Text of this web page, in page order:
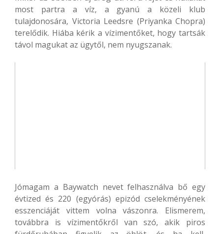
most partra a víz, a gyanú a közeli klub
tulajdonosára, Victoria Leedsre (Priyanka Chopra)
terelődik. Hiába kérik a vízimentőket, hogy tartsák
távol magukat az ügytől, nem nyugszanak.
Jómagam a Baywatch nevet felhasználva bő egy
évtized és 220 (egyórás) epizód cselekményének
esszenciáját vittem volna vászonra. Elismerem,
továbbra is vízimentőkről van szó, akik piros